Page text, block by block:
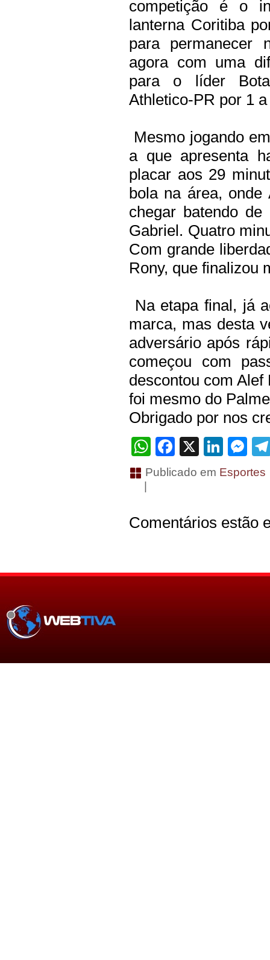
competição é o
lanterna Coritiba
para permanecer
agora com uma
para o líder
Athletico-PR por 1
Mesmo jogando
a que apresenta
placar aos 29
bola na área, onde
chegar batendo
Gabriel. Quatro
Com grande
Rony, que finalizou
Na etapa final, já
marca, mas desta
adversário após
começou com
descontou com
foi mesmo do
Obrigado por nos
WhatsApp
Facebook
X
Publicado em Esportes
|
Comentários estão